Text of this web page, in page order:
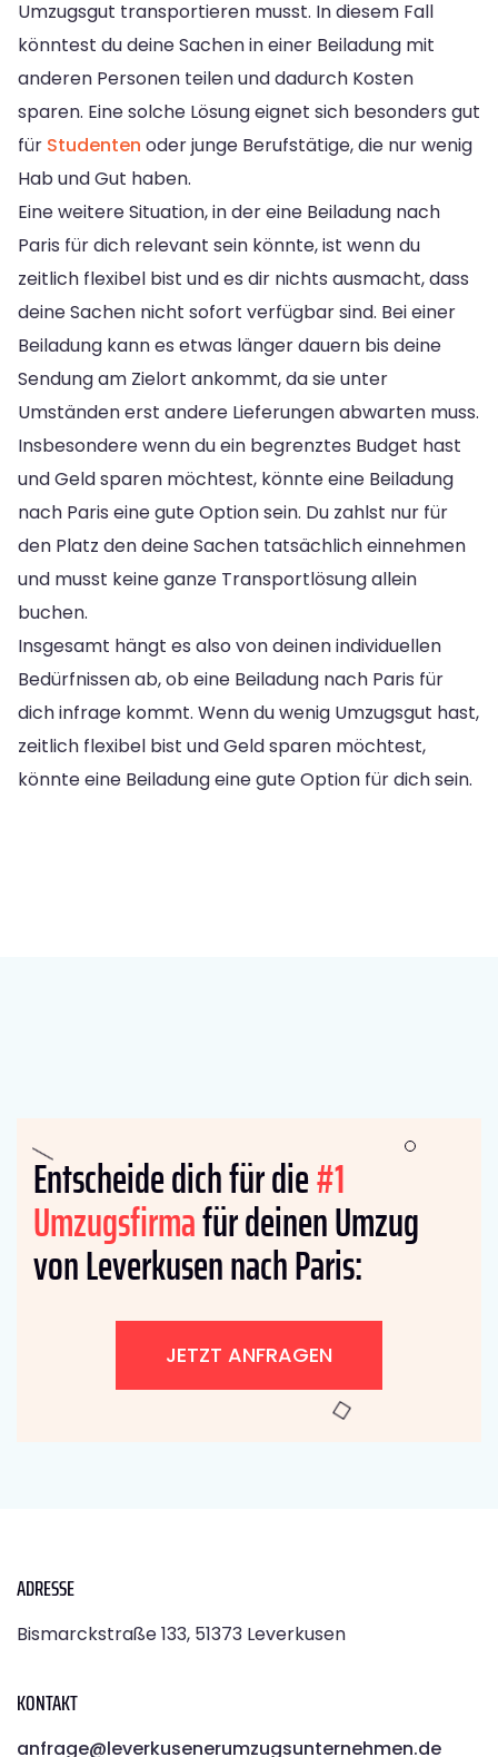
Umzugsgut transportieren musst. In diesem Fall
könntest du deine Sachen in einer Beiladung mit
anderen Personen teilen und dadurch Kosten
sparen. Eine solche Lösung eignet sich besonders gut
für Studenten oder junge Berufstätige, die nur wenig
Hab und Gut haben.
Eine weitere Situation, in der eine Beiladung nach
Paris für dich relevant sein könnte, ist wenn du
zeitlich flexibel bist und es dir nichts ausmacht, dass
deine Sachen nicht sofort verfügbar sind. Bei einer
Beiladung kann es etwas länger dauern bis deine
Sendung am Zielort ankommt, da sie unter
Umständen erst andere Lieferungen abwarten muss.
Insbesondere wenn du ein begrenztes Budget hast
und Geld sparen möchtest, könnte eine Beiladung
nach Paris eine gute Option sein. Du zahlst nur für
den Platz den deine Sachen tatsächlich einnehmen
und musst keine ganze Transportlösung allein
buchen.
Insgesamt hängt es also von deinen individuellen
Bedürfnissen ab, ob eine Beiladung nach Paris für
dich infrage kommt. Wenn du wenig Umzugsgut hast,
zeitlich flexibel bist und Geld sparen möchtest,
könnte eine Beiladung eine gute Option für dich sein.
Entscheide dich für die#1
Umzugsfirmafür deinen Umzug
von Leverkusen nach Paris:
JETZT ANFRAGEN
ADRESSE
Bismarckstraße 133, 51373 Leverkusen
KONTAKT
anfrage@leverkusenerumzugsunternehmen.de